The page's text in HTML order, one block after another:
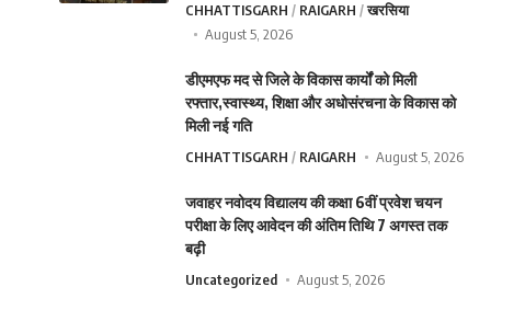
CHHATTISGARH RAIGARH
खरसिया
August 5, 2026
डीएमएफ मद से जिले के विकास कार्यों को मिली
रफ्तार,स्वास्थ्य, शिक्षा और अधोसंरचना के विकास को
मिली नई गति
CHHATTISGARH RAIGARH August 5, 2026
जवाहर नवोदय विद्यालय की कक्षा 6वीं प्रवेश चयन
परीक्षा के लिए आवेदन की अंतिम तिथि 7 अगस्त तक
बढ़ी
Uncategorized August 5, 2026